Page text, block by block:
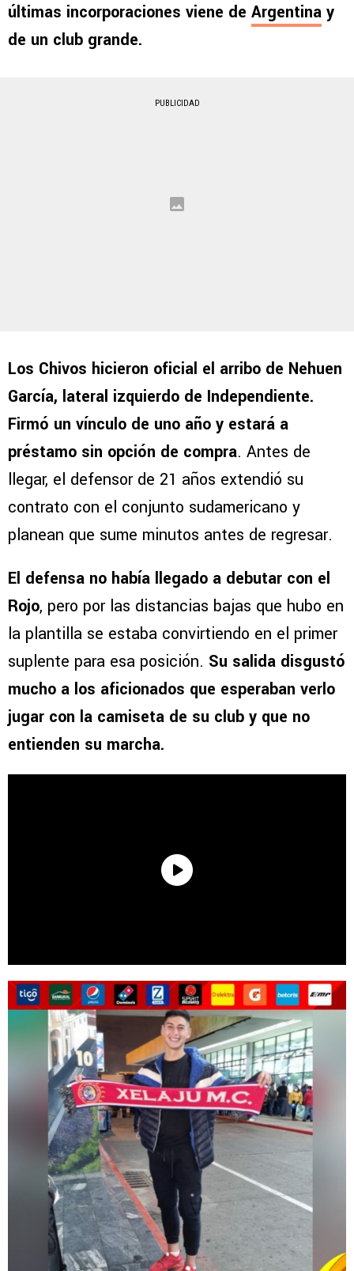
últimas incorporaciones viene de Argentina y
de un club grande.
PUBLICIDAD
Los Chivos hicieron oficial el arribo de Nehuen
García, lateral izquierdo de Independiente.
Firmó un vínculo de uno año y estará a
préstamo sin opción de compra. Antes de
llegar, el defensor de 21 años extendió su
contrato con el conjunto sudamericano y
planean que sume minutos antes de regresar.
El defensa no había llegado a debutar con el
Rojo, pero por las distancias bajas que hubo en
la plantilla se estaba convirtiendo en el primer
suplente para esa posición. Su salida disgustó
mucho a los aficionados que esperaban verlo
jugar con la camiseta de su club y que no
entienden su marcha.